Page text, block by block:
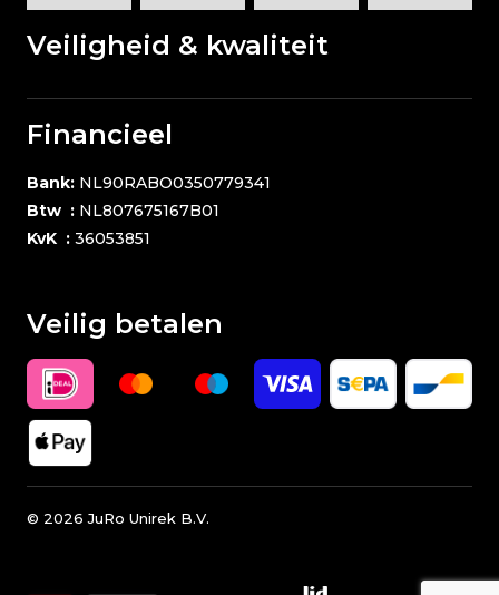
Veiligheid & kwaliteit
Financieel
Bank: NL90RABO0350779341
Btw : NL807675167B01
KvK : 36053851
Veilig betalen
© 2026 JuRo Unirek B.V.